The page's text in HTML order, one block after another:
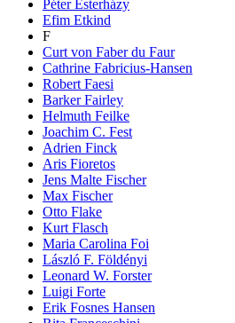
Péter Esterházy
Efim Etkind
F
Curt von Faber du Faur
Cathrine Fabricius-Hansen
Robert Faesi
Barker Fairley
Helmuth Feilke
Joachim C. Fest
Adrien Finck
Aris Fioretos
Jens Malte Fischer
Max Fischer
Otto Flake
Kurt Flasch
Maria Carolina Foi
László F. Földényi
Leonard W. Forster
Luigi Forte
Erik Fosnes Hansen